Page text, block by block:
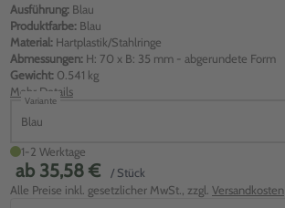
Ausführung: Blau
Produktfarbe: Blau
Material: Hartplastik/Stahlringe
Abmessungen: H: 70 x B: 35 mm - abgerundete Form
Gewicht: 0.541 kg
Mehr Details
Variante
Blau
1-2 Werktage
ab 35,58 €
/ Stück
Alle Preise inkl. gesetzlicher MwSt., zzgl. Versandkosten